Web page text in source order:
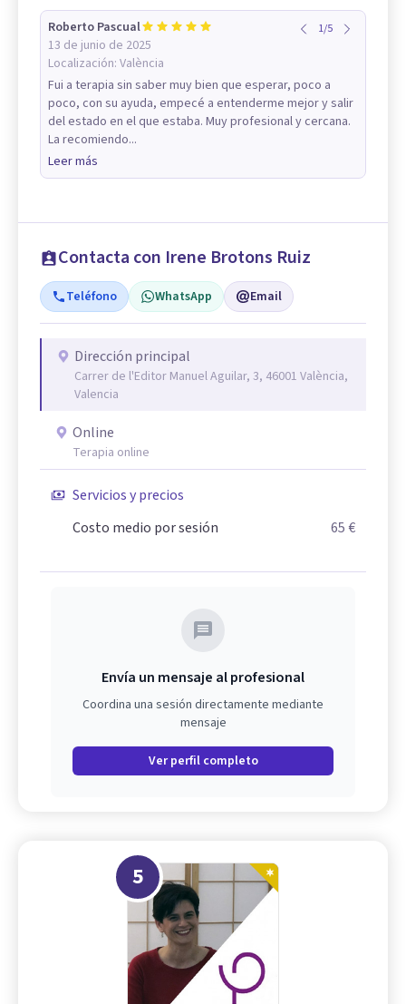
Roberto Pascual
13 de junio de 2025
Localización: València
1/5
Fui a terapia sin saber muy bien que esperar, poco a
poco, con su ayuda, empecé a entenderme mejor y salir
del estado en el que estaba. Muy profesional y cercana.
La recomiendo...
Leer más
Contacta con Irene Brotons Ruiz
Teléfono WhatsApp Email
Dirección principal
Carrer de l'Editor Manuel Aguilar, 3, 46001 València,
Valencia
Online
Terapia online
Servicios y precios
Costo medio por sesión
65 €
Envía un mensaje al profesional
Coordina una sesión directamente mediante
mensaje
Ver perfil completo
5